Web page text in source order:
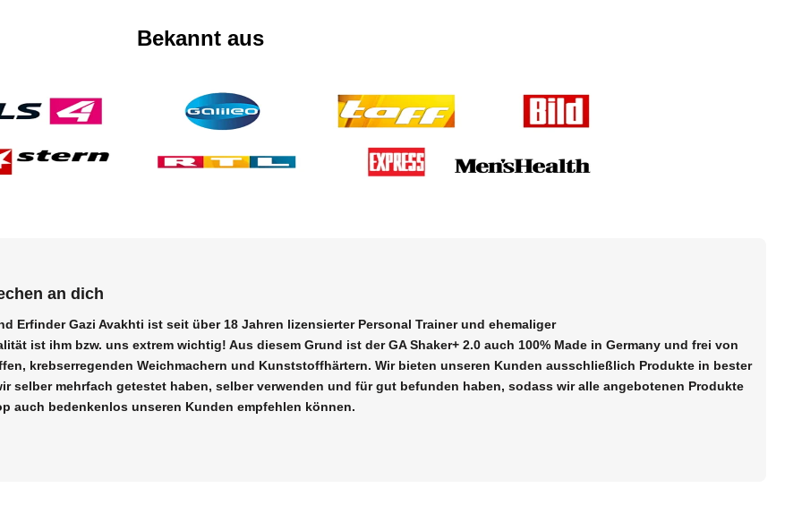
Bekannt aus
an dich
Erfinder Gazi Avakhti ist seit über 18 Jahren lizensierter Personal Trainer und ehemaliger
ist ihm bzw. uns extrem wichtig! Aus diesem Grund ist der GA Shaker+ 2.0 auch 100% Made in Germany und frei von
krebserregenden Weichmachern und Kunststoffhärtern. Wir bieten unseren Kunden ausschließlich Produkte in bester
selber mehrfach getestet haben, selber verwenden und für gut befunden haben, sodass wir alle angebotenen Produkte
auch bedenkenlos unseren Kunden empfehlen können.